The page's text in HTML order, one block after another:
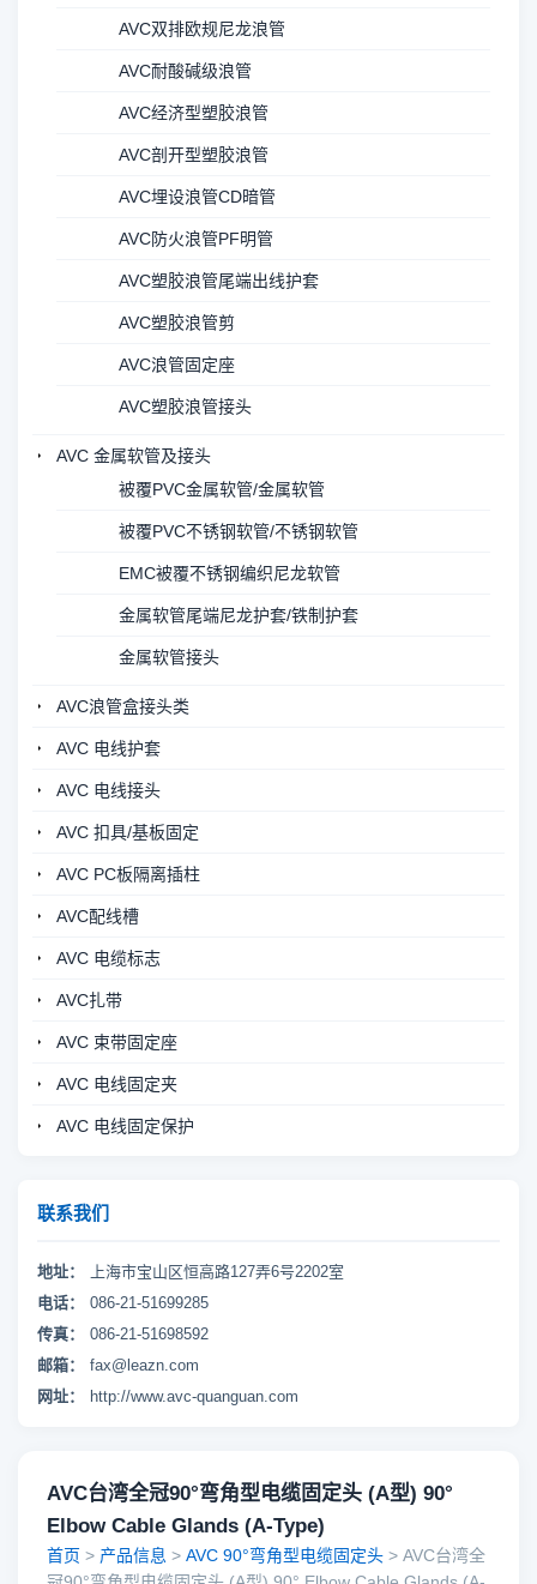
AVC双排欧规尼龙浪管
AVC耐酸碱级浪管
AVC经济型塑胶浪管
AVC剖开型塑胶浪管
AVC埋设浪管CD暗管
AVC防火浪管PF明管
AVC塑胶浪管尾端出线护套
AVC塑胶浪管剪
AVC浪管固定座
AVC塑胶浪管接头
AVC 金属软管及接头
被覆PVC金属软管/金属软管
被覆PVC不锈钢软管/不锈钢软管
EMC被覆不锈钢编织尼龙软管
金属软管尾端尼龙护套/铁制护套
金属软管接头
AVC浪管盒接头类
AVC 电线护套
AVC 电线接头
AVC 扣具/基板固定
AVC PC板隔离插柱
AVC配线槽
AVC 电缆标志
AVC扎带
AVC 束带固定座
AVC 电线固定夹
AVC 电线固定保护
联系我们
地址：
上海市宝山区恒高路127弄6号2202室
电话：
086-21-51699285
传真：
086-21-51698592
邮箱：
fax@leazn.com
网址：
http://www.avc-quanguan.com
AVC台湾全冠90°弯角型电缆固定头 (A型) 90°
Elbow Cable Glands (A-Type)
首页 > 产品信息 > AVC 90°弯角型电缆固定头 > AVC台湾全